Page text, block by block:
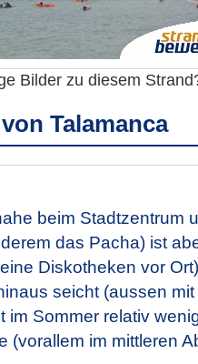
Bilder zu diesem
Talamanca
beim Stadtzentrum
das Pacha) ist
Diskotheken vor
seicht (aussen
im Sommer relativ
(vorallem im mittleren